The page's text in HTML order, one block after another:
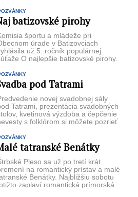
batizovské pirohy
športu a mládeže pri
úrade v Batizovciach
už 5. ročník populárnej
O najlepšie batizovské pirohy.
pod Tatrami
novej svadobnej sály
Tatrami, prezentácia svadobných
kvetinová výzdoba a čepčenie
s folklórom si môžete pozrieť
tatranské Benátky
Pleso sa už po tretí krát
na romantický prístav a malé
Benátky. Najbližšiu sobotu
zaplaví romantická prímorská